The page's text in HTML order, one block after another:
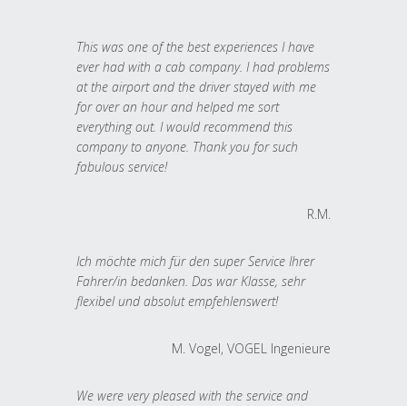
This was one of the best experiences I have
ever had with a cab company. I had problems
at the airport and the driver stayed with me
for over an hour and helped me sort
everything out. I would recommend this
company to anyone. Thank you for such
fabulous service!
R.M.
Ich möchte mich für den super Service Ihrer
Fahrer/in bedanken. Das war Klasse, sehr
flexibel und absolut empfehlenswert!
M. Vogel, VOGEL Ingenieure
We were very pleased with the service and